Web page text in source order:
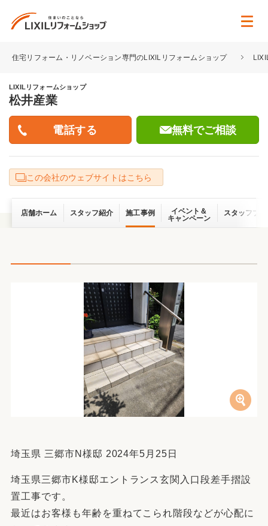
住宅リフォーム・リノベーション専門のLIXILリフォームショップ
LIXILリフォームショップ
松井産業
無料でご相談
この会社のウェブサイトはこちら
店舗ホーム スタッフ紹介 施工事例
イベント＆
キャンペーン
スタッフブ
埼玉県 三郷市N様邸 2024年5月25日
埼玉県三郷市K様邸エントランス玄関入口段差手摺設
置工事です。
最近はお客様も年齢を重ねてこられ階段などが心配に